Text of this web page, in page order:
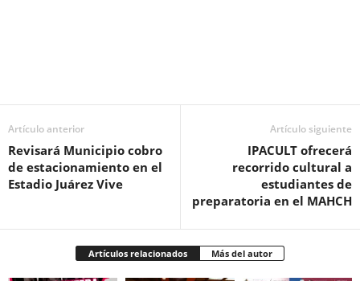
Artículo anterior
Revisará Municipio cobro
de estacionamiento en el
Estadio Juárez Vive
Artículo siguiente
IPACULT ofrecerá
recorrido cultural a
estudiantes de
preparatoria en el MAHCH
Artículos relacionados Más del autor